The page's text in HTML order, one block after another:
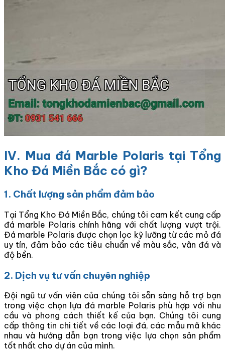
IV. Mua đá Marble Polaris tại Tổng
Kho Đá Miền Bắc có gì?
1. Chất lượng sản phẩm đảm bảo
Tại Tổng Kho Đá Miền Bắc, chúng tôi cam kết cung cấp
đá marble Polaris chính hãng với chất lượng vượt trội.
Đá marble Polaris được chọn lọc kỹ lưỡng từ các mỏ đá
uy tín, đảm bảo các tiêu chuẩn về màu sắc, vân đá và
độ bền.
2. Dịch vụ tư vấn chuyên nghiệp
Đội ngũ tư vấn viên của chúng tôi sẵn sàng hỗ trợ bạn
trong việc chọn lựa đá marble Polaris phù hợp với nhu
cầu và phong cách thiết kế của bạn. Chúng tôi cung
cấp thông tin chi tiết về các loại đá, các mẫu mã khác
nhau và hướng dẫn bạn trong việc lựa chọn sản phẩm
tốt nhất cho dự án của mình.